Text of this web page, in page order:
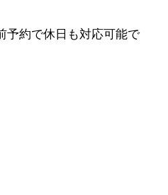
予約で休日も対応可能で